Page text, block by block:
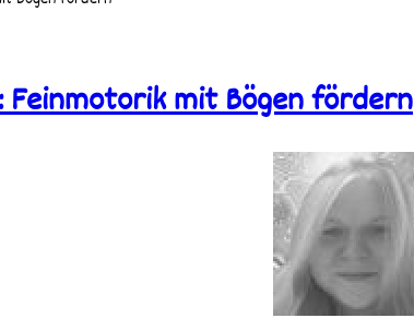
Feinmotorik mit Bögen fördern